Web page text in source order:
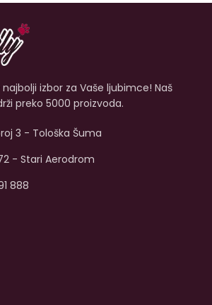
Beef
sa
je
i
bez
od
najbolji izbor za Vaše ljubimce! Naš
preko 5000 proizvoda.
3 - Tološka Šuma
- Stari Aerodrom
888